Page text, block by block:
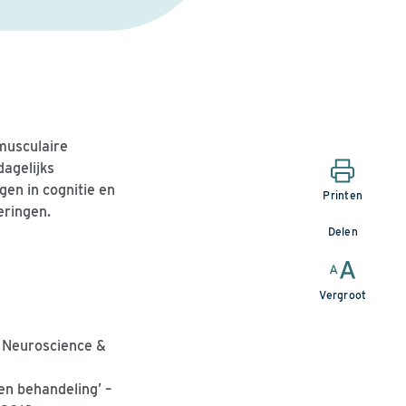
Printen
Delen
Vergroot
in cognitie en
Neuroscience &
behandeling’ –